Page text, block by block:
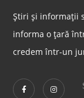
Știri și informații
informa o țară
credem într-un